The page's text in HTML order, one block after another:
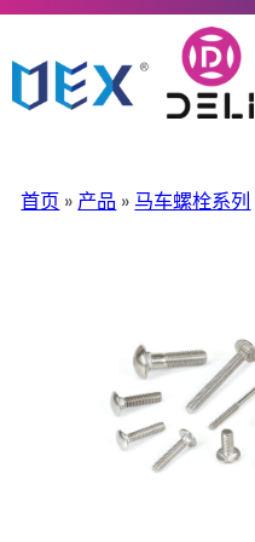
首页 »产品 » 马车螺栓系列